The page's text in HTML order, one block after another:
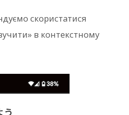
скористатися
в контекстному